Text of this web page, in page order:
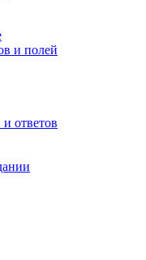
и полей
ответов